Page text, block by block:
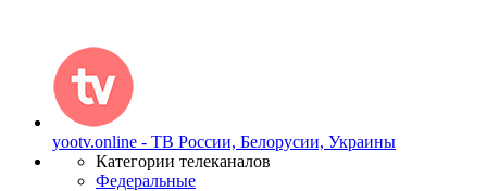
yootv.online - ТВ России, Белорусии, Украины
Категории телеканалов
Федеральные